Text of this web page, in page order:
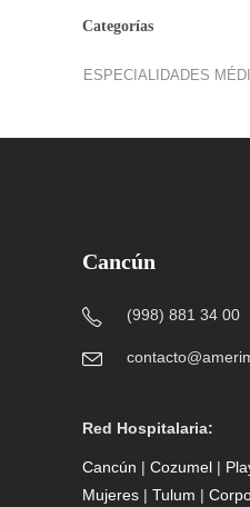
Categorías
ESPECIALIDADES
Cancún
(998) 881 34 00
Red Hospitalaria:
Cancún | Cozumel |
Mujeres | Tulum |